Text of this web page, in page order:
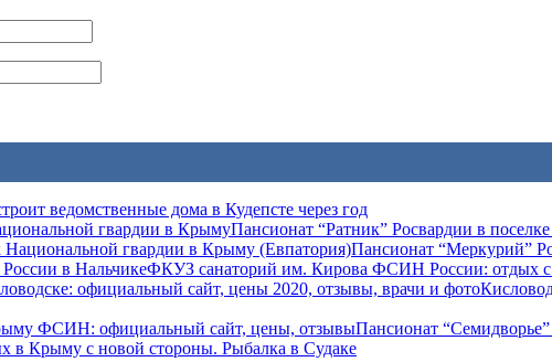
ведомственные дома в Кудепсте через год
Пансионат “Ратник” Росвардии в
Пансионат “Меркурий”
ФКУЗ санаторий им. Кирова ФСИН России: отдых с
Пансионат
в Крыму с новой стороны. Рыбалка в Судаке